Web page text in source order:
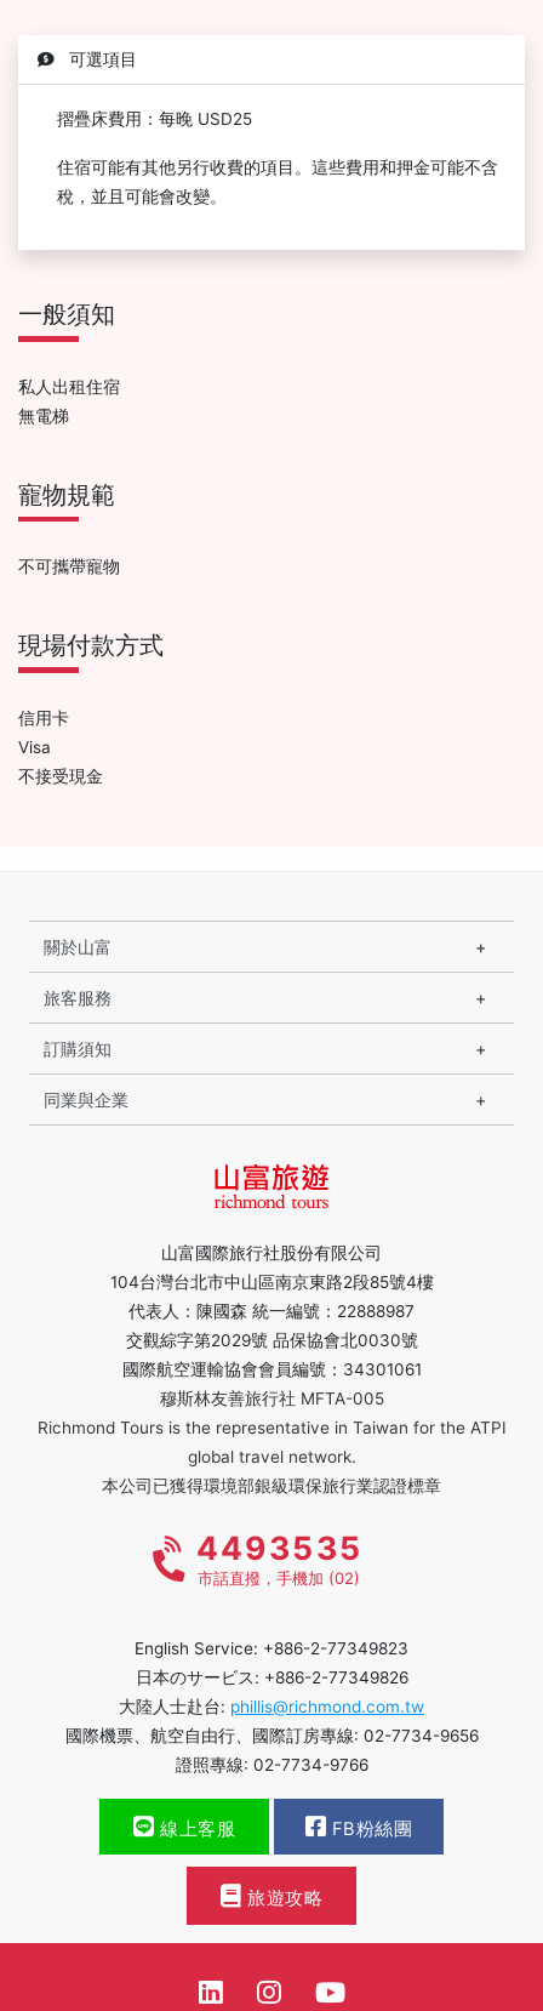
可選項目
摺疊床費用：每晚 USD25
住宿可能有其他另行收費的項目。這些費用和押金可能不含
稅，並且可能會改變。
一般須知
私人出租住宿
無電梯
寵物規範
不可攜帶寵物
現場付款方式
信用卡
Visa
不接受現金
山富國際旅行社股份有限公司
104台灣台北市中山區南京東路2段85號4樓
代表人：陳國森 統一編號：22888987
交觀綜字第2029號 品保協會北0030號
國際航空運輸協會會員編號：34301061
穆斯林友善旅行社 MFTA-005
Richmond Tours is the representative in Taiwan for the ATPI
global travel network.
本公司已獲得環境部銀級環保旅行業認證標章
關於山富
旅客服務
訂購須知
同業與企業
4493535
市話直撥，手機加 (02)
English Service: +886-2-77349823
日本のサービス: +886-2-77349826
大陸人士赴台: phillis@richmond.com.tw
國際機票、航空自由行、國際訂房專線: 02-7734-9656
證照專線: 02-7734-9766
線上客服 FB粉絲團
旅遊攻略